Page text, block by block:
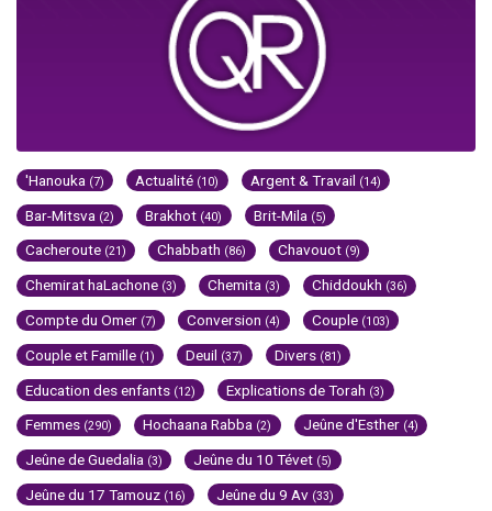
'Hanouka (7) Actualité (10) Argent & Travail (14)
Bar-Mitsva (2) Brakhot (40) Brit-Mila (5)
Cacheroute (21) Chabbath (86) Chavouot (9)
Chemirat haLachone (3) Chemita (3) Chiddoukh (36)
Compte du Omer (7) Conversion (4) Couple (103)
Couple et Famille (1) Deuil (37) Divers (81)
Education des enfants (12) Explications de Torah (3)
Femmes (290) Hochaana Rabba (2) Jeûne d'Esther (4)
Jeûne de Guedalia (3) Jeûne du 10 Tévet (5)
Jeûne du 17 Tamouz (16) Jeûne du 9 Av (33)